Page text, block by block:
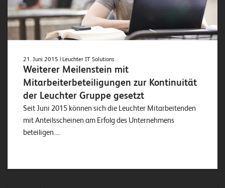
21. Juni 2015 | Leuchter IT Solutions
Weiterer Meilenstein mit
Mitarbeiterbeteiligungen zur Kontinuität
der Leuchter Gruppe gesetzt
Seit Juni 2015 können sich die Leuchter Mitarbeitenden
mit Anteilsscheinen am Erfolg des Unternehmens
beteiligen....